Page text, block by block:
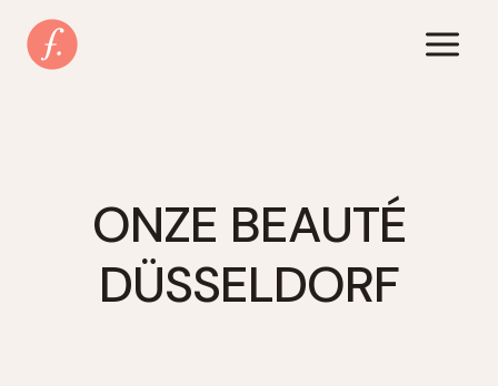
Inhalt
springen
ONZE BEAUTÉ
DÜSSELDORF